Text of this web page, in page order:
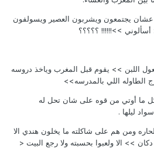
عشان يجتمعون ويشربون العصير ويسولفون
>>!!!!!! ؟؟؟؟؟
اللبن >> يقوم قبل المغرب وياخذ دروسه
الطاوله اللي بالمدرسه>>
ما أوتي من قوه على شان تحل له
ليلها .
ومن هم على شاكلته ما يخلون هندي الا
>> الا ولعبوا بحسبته ولا رجع البيت <